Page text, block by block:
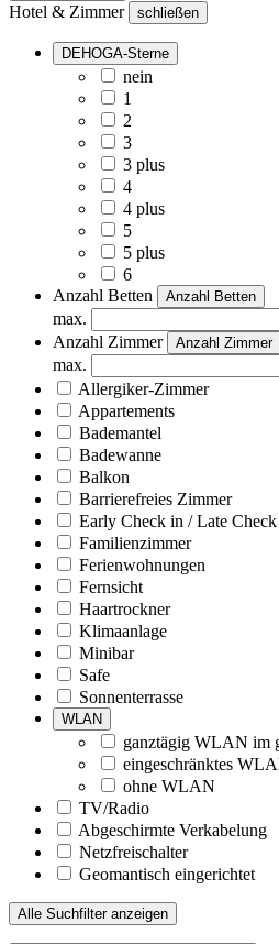
Hotel & Zimmer schließen
DEHOGA-Sterne
nein
1
2
3
3 plus
4
4 plus
5
5 plus
6
Anzahl Betten
Anzahl Betten
max.
Anzahl Zimmer
Anzahl Zimmer
max.
Allergiker-Zimmer
Appartements
Bademantel
Badewanne
Balkon
Barrierefreies Zimmer
Early Check in / Late
Familienzimmer
Ferienwohnungen
Fernsicht
Haartrockner
Klimaanlage
Minibar
Safe
Sonnenterrasse
WLAN
ganztägig WLAN im
eingeschränktes
ohne WLAN
TV/Radio
Abgeschirmte Verkabelung
Netzfreischalter
Geomantisch eingerichtet
Alle Suchfilter anzeigen